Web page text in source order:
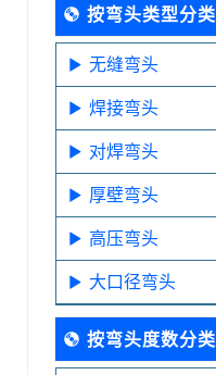
按弯头类型分类
无缝弯头
焊接弯头
对焊弯头
厚壁弯头
高压弯头
大口径弯头
按弯头度数分类